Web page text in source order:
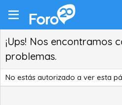
¡Ups! Nos encontramos
problemas.
No estás autorizado a ver esta